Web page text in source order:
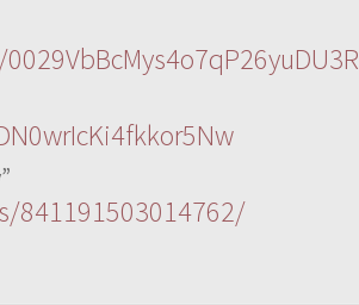
841191503014762/